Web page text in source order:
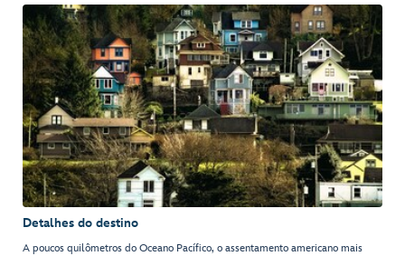
Detalhes do destino
A poucos quilômetros do Oceano Pacífico, o assentamento americano mais